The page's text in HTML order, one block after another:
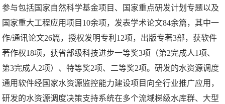
参与包括国家自然科学基金项目、国家重点研发计划专题以及
国家重大工程应用项目10余项，发表学术论文84余篇，其中一
作/通讯论文26篇，授权发明专利12项，出版专著3部，获软件
著作权18项，获省部级科技进步一等奖3项（第2完成人1项、
第3完成人2项）、特等奖2项、二等奖2项。研发的水资源调度
通用软件经国家水资源监控能力建设项目向全行业推广应用，
研发的水资源调度决策支持系统在多个流域梯级水库群、大型